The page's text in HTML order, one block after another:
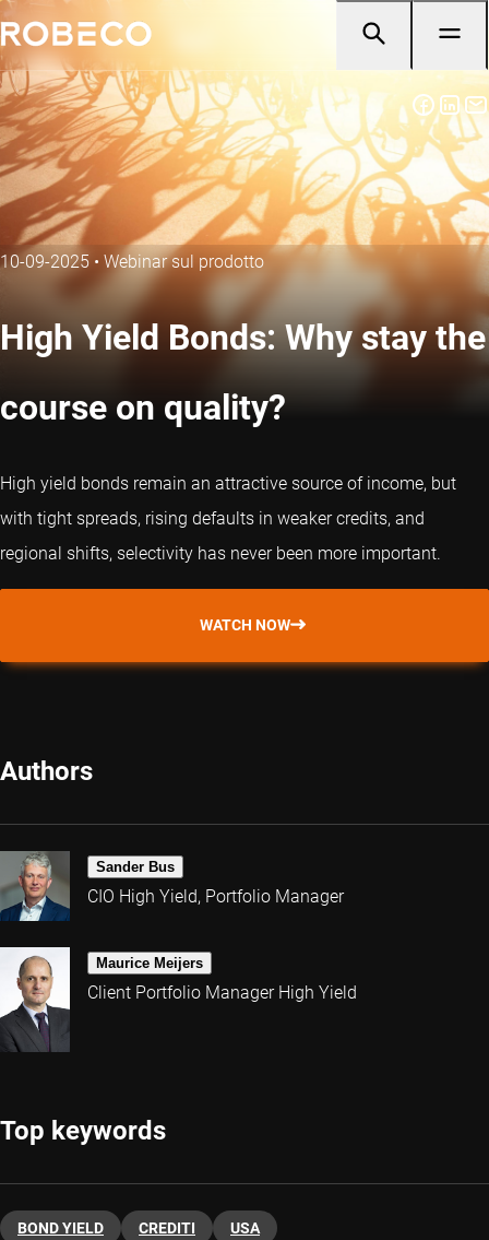
10-09-2025 • Webinar sul prodotto
High Yield Bonds: Why stay the
course on quality?
High yield bonds remain an attractive source of income, but
with tight spreads, rising defaults in weaker credits, and
regional shifts, selectivity has never been more important.
WATCH NOW
Authors
Sander Bus
CIO High Yield, Portfolio Manager
Maurice Meijers
Client Portfolio Manager High Yield
Top keywords
BOND YIELD CREDITI USA